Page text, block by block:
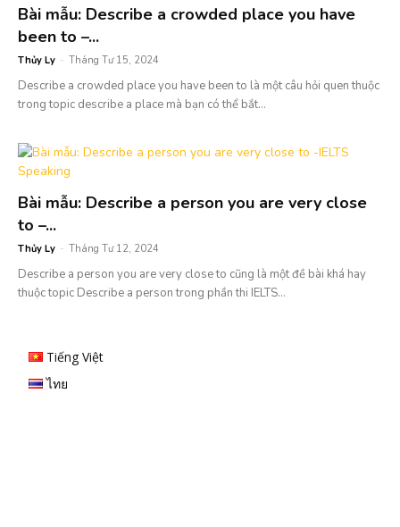
Bài mẫu: Describe a crowded place you have
been to –...
Thủy Ly - Tháng Tư 15, 2024
Describe a crowded place you have been to là một câu hỏi quen thuộc
trong topic describe a place mà bạn có thể bắt...
Bài mẫu: Describe a person you are very close
to –...
Thủy Ly - Tháng Tư 12, 2024
Describe a person you are very close to cũng là một đề bài khá hay
thuộc topic Describe a person trong phần thi IELTS...
Tiếng Việt
ไทย